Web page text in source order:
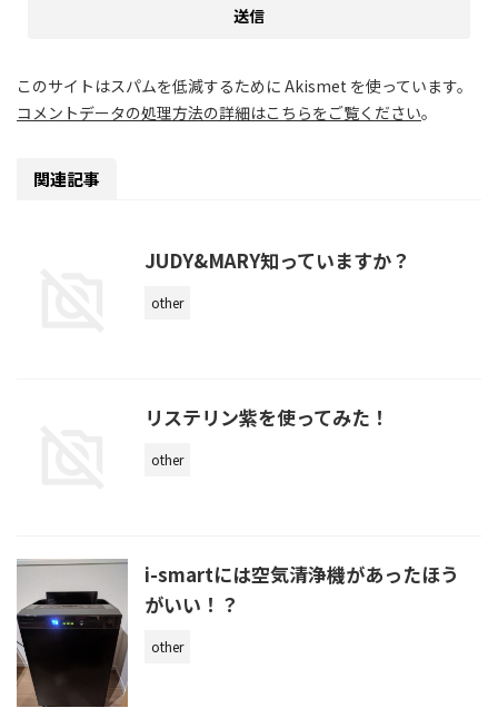
このサイトはスパムを低減するために Akismet を使っています。
コメントデータの処理方法の詳細はこちらをご覧ください。
関連記事
JUDY&MARY知っていますか？
other
リステリン紫を使ってみた！
other
i-smartには空気清浄機があったほう
がいい！？
other